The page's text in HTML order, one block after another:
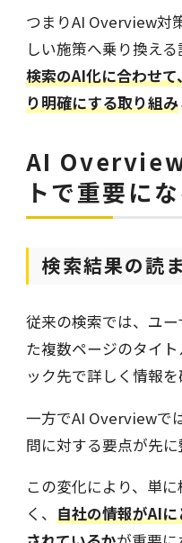
つまりAI Overview対
しい施策へ乗り換える
検索のAI化に合わせ
り明確にする取り組み
AI Overview
トで重要に
検索結果の読
従来の検索では、ユ
た複数ページのタイ
ック先で詳しく情報を
一方でAI Overviewで
問に対する要点が先に
この変化により、単
く、 自社の情報がAI